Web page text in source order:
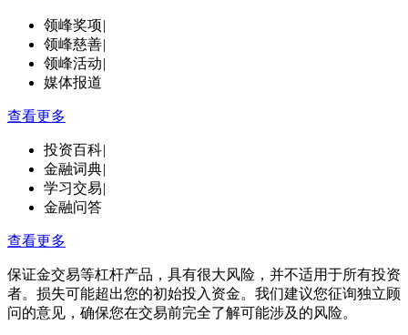
领峰奖项|
领峰慈善|
领峰活动|
媒体报道
查看更多
投资百科|
金融词典|
学习交易|
金融问答
查看更多
保证金交易等杠杆产品，具有很大风险，并不适用于所有投资
者。损失可能超出您的初始投入资金。我们建议您征询独立顾
问的意见，确保您在交易前完全了解可能涉及的风险。